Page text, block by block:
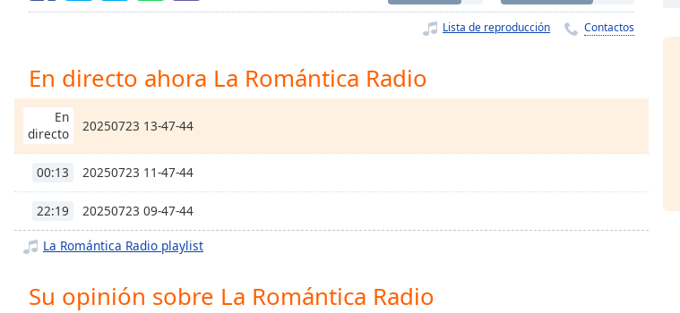
Remaining
Playback
Chapters
Descriptions
selected
Lista de reproducción Contactos
En directo ahora La Romántica Radio
En
directo
20250723 13-47-44
00:13 20250723 11-47-44
22:19 20250723 09-47-44
La Romántica Radio playlist
Su opinión sobre La Romántica Radio